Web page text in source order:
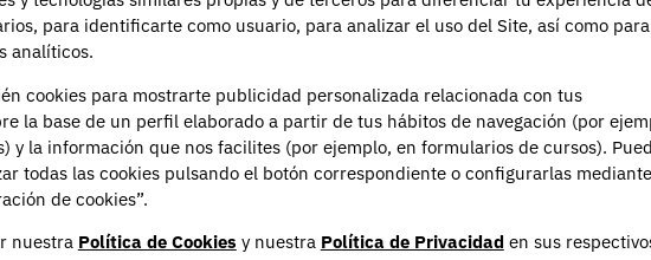
la predicción a lapreparación estratégica. A
y antifragilidad, los pilares para diseñar
rol del liderazgo ante la ausencia de certezas
de los Cisnes
para identificarte como usuario, para analizar el uso del Site, así como para
analíticos.
cookies para mostrarte publicidad personalizada relacionada con tus
la base de un perfil elaborado a partir de tus hábitos de navegación (por
y la información que nos facilites (por ejemplo, en formularios de cursos).
todas las cookies pulsando el botón correspondiente o configurarlas
de cookies”.
nuestra Política de Cookies y nuestra Política de Privacidad en sus